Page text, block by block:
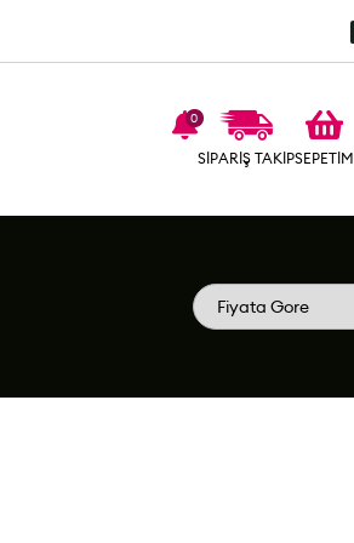
0
SİPARİŞ TAKİPSEPETİM